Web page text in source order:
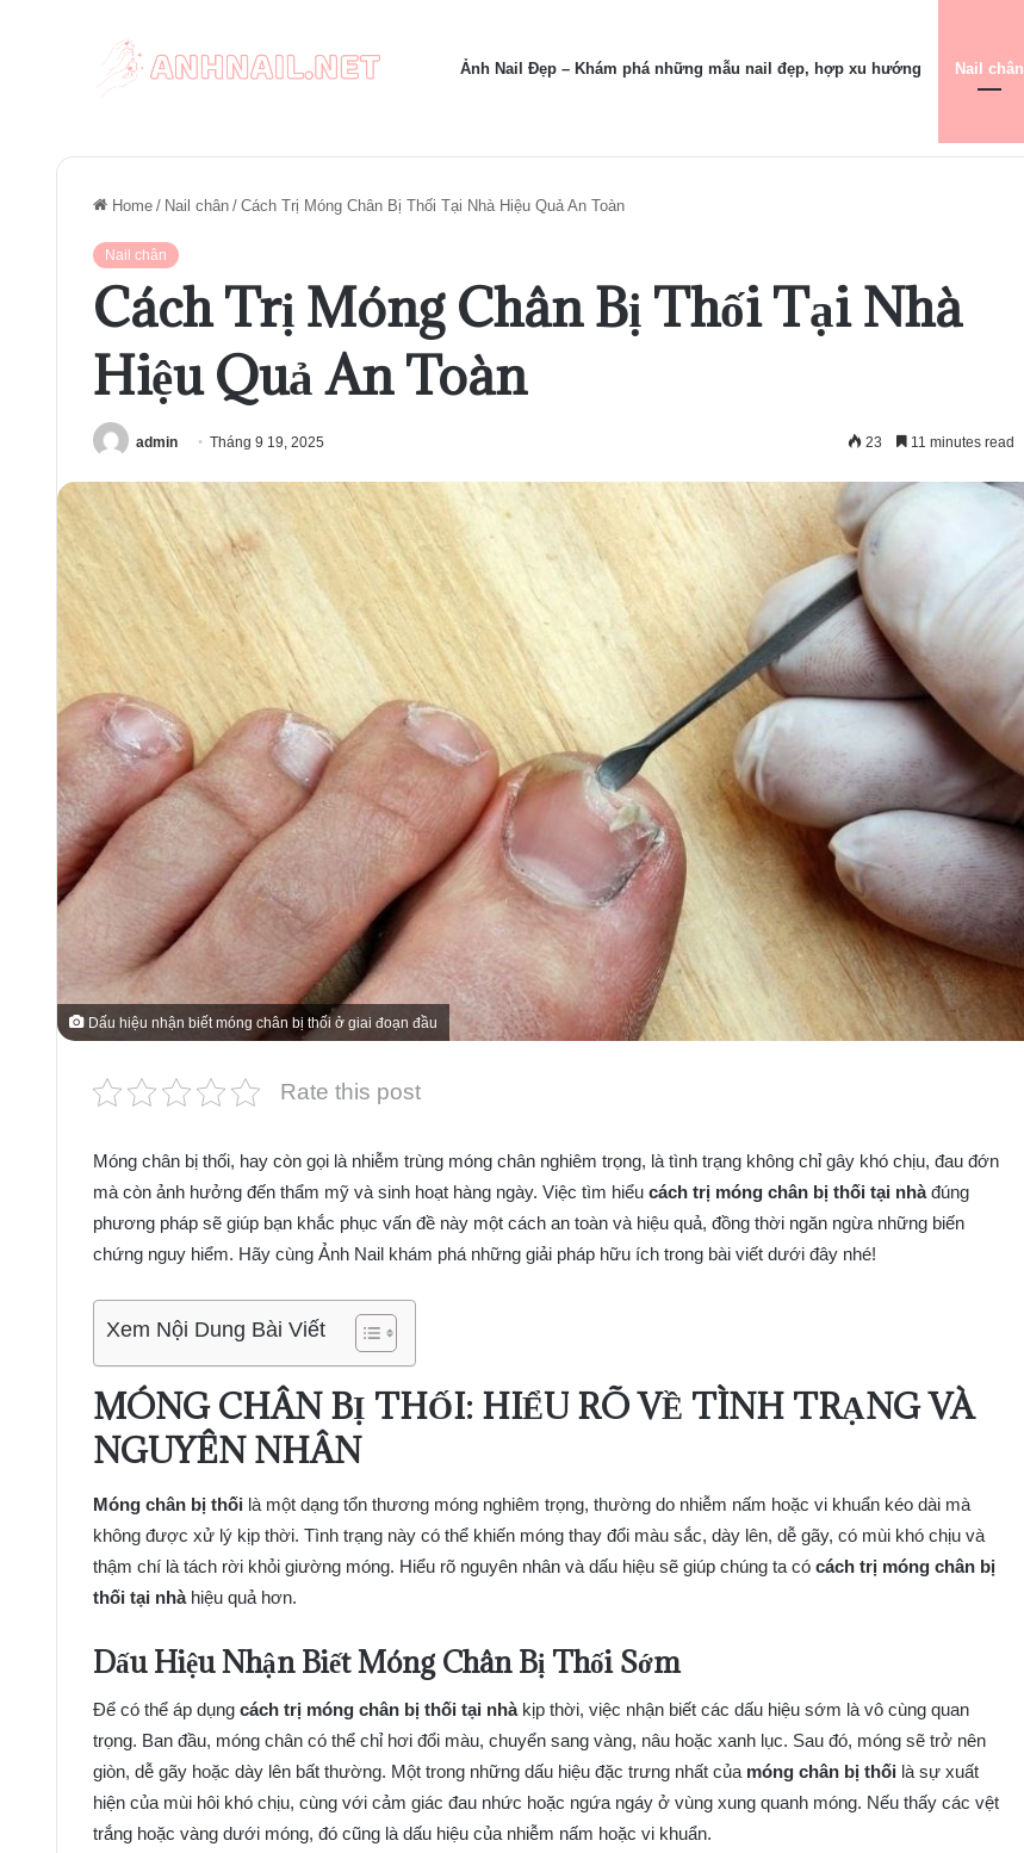
Ảnh Nail Đẹp – Khám phá những mẫu nail đẹp, hợp xu hướng Nail chân
Home / Nail chân / Cách Trị Móng Chân Bị Thối Tại Nhà Hiệu Quả An Toàn
Nail chân
Cách Trị Móng Chân Bị Thối Tại Nhà
Hiệu Quả An Toàn
admin Tháng 9 19, 2025 23 11 minutes read
Dấu hiệu nhận biết móng chân bị thối ở giai đoạn đầu
Rate this post
Móng chân bị thối, hay còn gọi là nhiễm trùng móng chân nghiêm trọng, là tình trạng không chỉ gây khó chịu, đau đớn
mà còn ảnh hưởng đến thẩm mỹ và sinh hoạt hàng ngày. Việc tìm hiểu cách trị móng chân bị thối tại nhàđúng
phương pháp sẽ giúp bạn khắc phục vấn đề này một cách an toàn và hiệu quả, đồng thời ngăn ngừa những biến
chứng nguy hiểm. Hãy cùng Ảnh Nail khám phá những giải pháp hữu ích trong bài viết dưới đây nhé!
Xem Nội Dung Bài Viết
MÓNG CHÂN BỊ THỐI: HIỂU RÕ VỀ TÌNH TRẠNG VÀ
NGUYÊN NHÂN
Móng chân bị thối là một dạng tổn thương móng nghiêm trọng, thường do nhiễm nấm hoặc vi khuẩn kéo dài mà
không được xử lý kịp thời. Tình trạng này có thể khiến móng thay đổi màu sắc, dày lên, dễ gãy, có mùi khó chịu và
thậm chí là tách rời khỏi giường móng. Hiểu rõ nguyên nhân và dấu hiệu sẽ giúp chúng ta có cách trị móng chân bị
thối tại nhàhiệu quả hơn.
Dấu Hiệu Nhận Biết Móng Chân Bị Thối Sớm
Để có thể áp dụng cách trị móng chân bị thối tại nhàkịp thời, việc nhận biết các dấu hiệu sớm là vô cùng quan
trọng. Ban đầu, móng chân có thể chỉ hơi đổi màu, chuyển sang vàng, nâu hoặc xanh lục. Sau đó, móng sẽ trở nên
giòn, dễ gãy hoặc dày lên bất thường. Một trong những dấu hiệu đặc trưng nhất của móng chân bị thối là sự xuất
hiện của mùi hôi khó chịu, cùng với cảm giác đau nhức hoặc ngứa ngáy ở vùng xung quanh móng. Nếu thấy các vệt
trắng hoặc vàng dưới móng, đó cũng là dấu hiệu của nhiễm nấm hoặc vi khuẩn.